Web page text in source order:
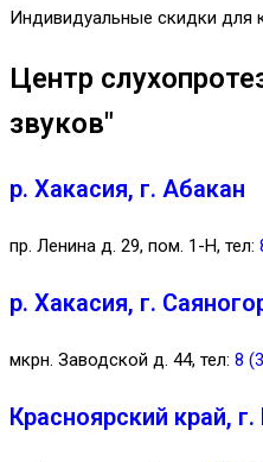
Индивидуальные скидки для
Центр
звуков"
р. Хакасия, г. Абакан
пр. Ленина д. 29, пом. 1-Н, тел:
р. Хакасия, г.
мкрн. Заводской д. 44, тел: 8
Красноярский край,